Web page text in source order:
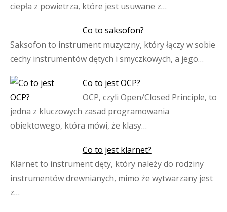
ciepła z powietrza, które jest usuwane z…
Co to saksofon?
Saksofon to instrument muzyczny, który łączy w sobie
cechy instrumentów dętych i smyczkowych, a jego…
Co to jest OCP?
OCP, czyli Open/Closed Principle, to
jedna z kluczowych zasad programowania
obiektowego, która mówi, że klasy…
Co to jest klarnet?
Klarnet to instrument dęty, który należy do rodziny
instrumentów drewnianych, mimo że wytwarzany jest
z…